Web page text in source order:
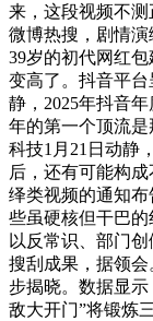
来，这段视频不测
微博热搜，剧情演
39岁的初代网红
变高了。抖音平
静，2025年抖音
年的第一个顶流
科技1月21日动静
后，还有可能构
绎类视频的通知
些虽硬核但干巴
以反常识、部门
搜刮成果，据领会
步揭晓。数据显
敌大开门”将锻炼